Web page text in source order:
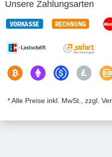
Unsere Zahlungsarten
* Alle Preise inkl. MwSt., zzgl.